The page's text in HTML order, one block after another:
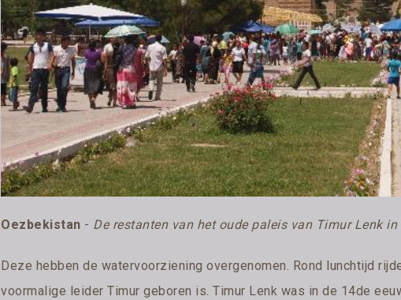
Oezbekistan - De restanten van het oude paleis van Timur Lenk
Deze hebben de watervoorziening overgenomen. Rond lunchtijd
voormalige leider Timur geboren is. Timur Lenk was in de 14de